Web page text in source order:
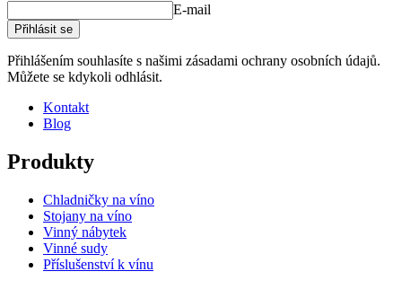
E-mail
Přihlásit se
Přihlášením souhlasíte s našimi zásadami ochrany osobních údajů.
Můžete se kdykoli odhlásit.
Kontakt
Blog
Produkty
Chladničky na víno
Stojany na víno
Vinný nábytek
Vinné sudy
Příslušenství k vínu